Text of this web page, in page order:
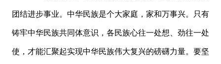
团结进步事业。中华民族是个大家庭，家和万事兴。只有
铸牢中华民族共同体意识，各民族心往一处想、劲往一处
使，才能汇聚起实现中华民族伟大复兴的磅礴力量。要坚